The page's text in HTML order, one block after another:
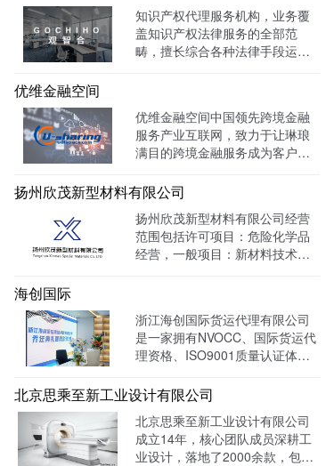
知识产权代理服务机构，业务覆
盖知识产权法律服务的全部范
畴，擅长综合各种法律手段运作
借高效的信息收集网络，和多样
化的保护手段，致力于服务专
利、商标、版权、保护及诉讼等
优维金融空间
优维金融空间中国领先跨境金融
服务产业互联网，致力于让琳琅
满目的跨境金融服务成为客户触
量达 139128W+
扬州欣茂新型材料有限公司
扬州欣茂新型材料有限公司经营
范围包括许可项目：危险化学品
经营，一般项目：新材料技术研
品展示的主要目的，目前全网曝
光量：992915次。
海创国际
浙江海创国际货运代理有限公司
是一家拥有NVOCC、国际货运代
理资格、ISO9001质量认证体系
公司。 官网上线一年多，全网曝
光量：226958次。
北京思乘至新工业设计有限公司
北京思乘至新工业设计有限公司
成立14年，核心团队成员深耕工
业设计，落地了2000余款，包括